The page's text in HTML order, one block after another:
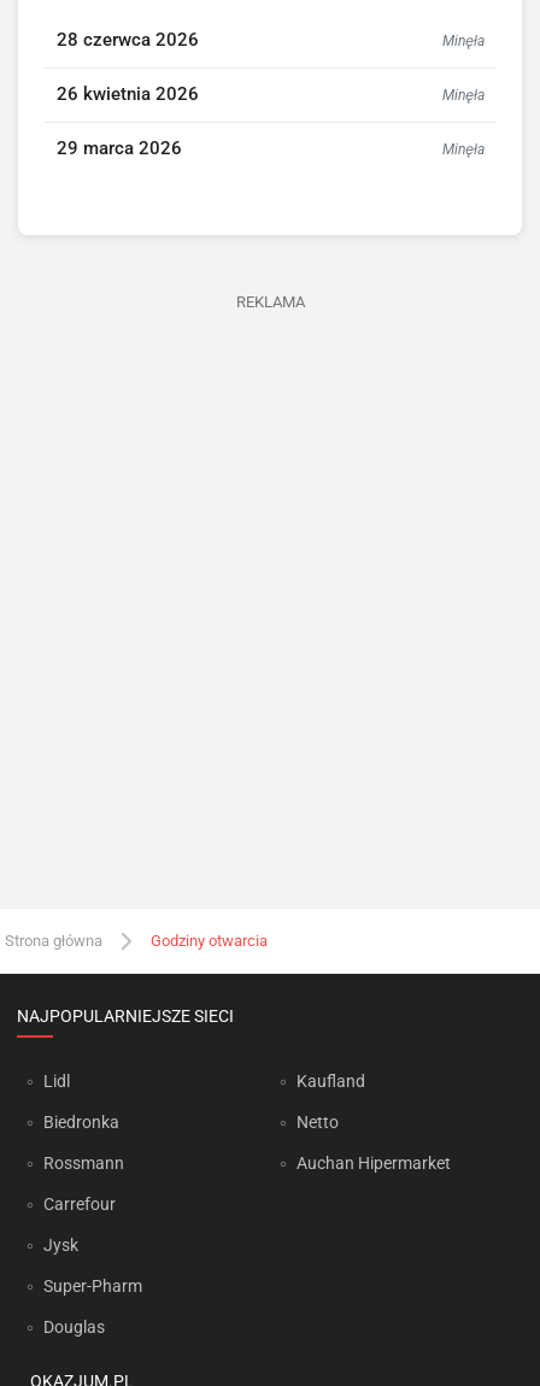
28 czerwca 2026 Minęła
26 kwietnia 2026 Minęła
29 marca 2026 Minęła
REKLAMA
Strona główna Godziny otwarcia
NAJPOPULARNIEJSZE SIECI
Lidl
Biedronka
Rossmann
Carrefour
Jysk
Super-Pharm
Douglas
Kaufland
Netto
Auchan Hipermarket
OKAZJUM.PL